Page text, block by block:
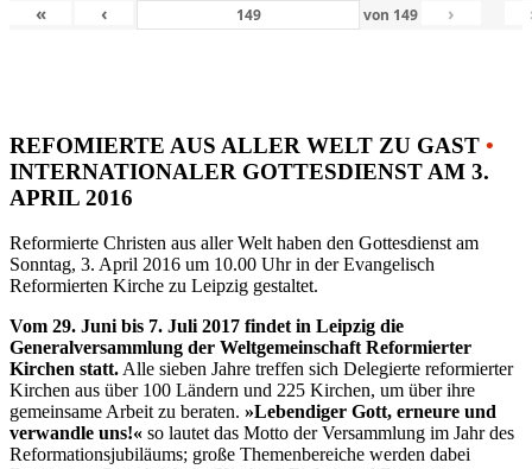
«
‹ von 149 ›
REFOMIERTE AUS ALLER WELT ZU GAST •
INTERNATIONALER GOTTESDIENST AM 3.
APRIL 2016
Reformierte Christen aus aller Welt haben den Gottesdienst am
Sonntag, 3. April 2016 um 10.00 Uhr in der Evangelisch
Reformierten Kirche zu Leipzig gestaltet.
Vom 29. Juni bis 7. Juli 2017 findet in Leipzig die
Generalversammlung der Weltgemeinschaft Reformierter
Kirchen statt.Alle sieben Jahre treffen sich Delegierte reformierter
Kirchen aus über 100 Ländern und 225 Kirchen, um über ihre
gemeinsame Arbeit zu beraten. »Lebendiger Gott, erneure und
verwandle uns!« so lautet das Motto der Versammlung im Jahr des
Reformationsjubiläums; große Themenbereiche werden dabei